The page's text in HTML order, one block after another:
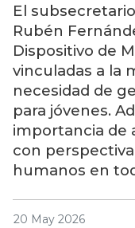
El
Rubén
Dispositivo de
vinculadas a la
necesidad de
para jóvenes.
importancia de
con
humanos en
20 May 2026